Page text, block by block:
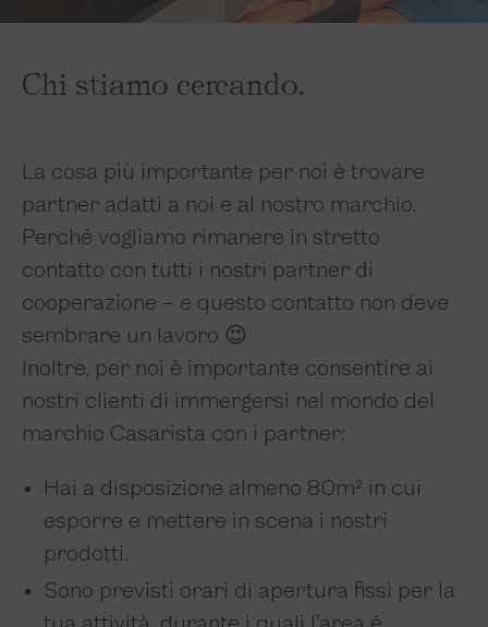
Chi stiamo cercando.
La cosa più importante per noi è trovare
partner adatti a noi e al nostro marchio.
Perché vogliamo rimanere in stretto
contatto con tutti i nostri partner di
cooperazione – e questo contatto non deve
sembrare un lavoro 😉
Inoltre, per noi è importante consentire ai
nostri clienti di immergersi nel mondo del
marchio Casarista con i partner:
Hai a disposizione almeno 80m² in cui
esporre e mettere in scena i nostri
prodotti.
Sono previsti orari di apertura fissi per la